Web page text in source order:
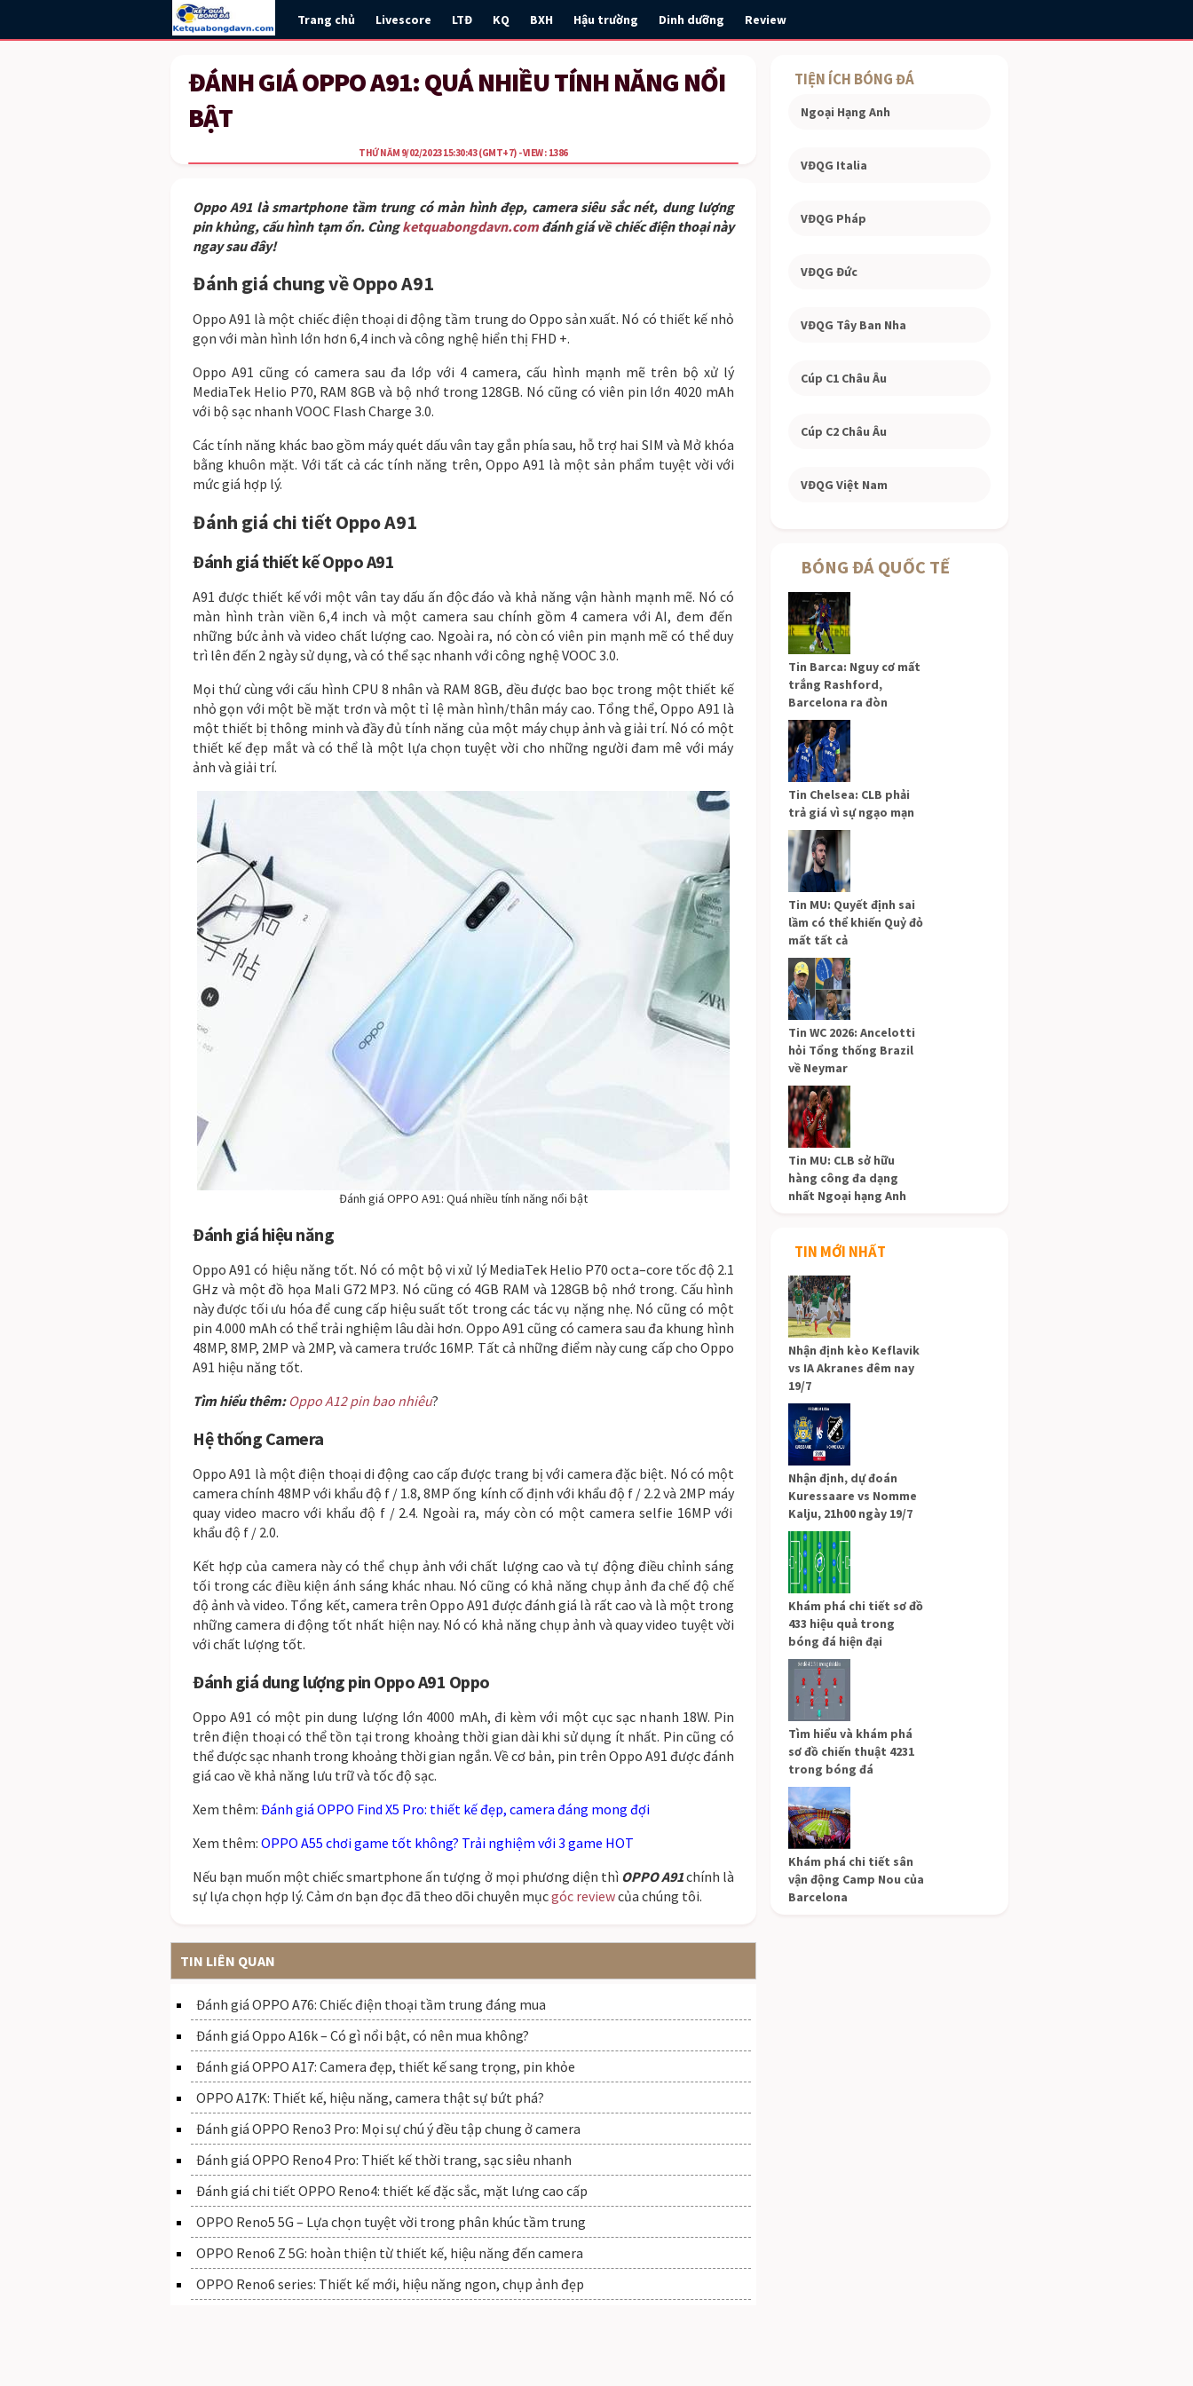
Trang chủ Livescore LTĐ KQ BXH Hậu trường Dinh dưỡng Review
ĐÁNH GIÁ OPPO A91: QUÁ NHIỀU TÍNH NĂNG NỔI
BẬT
THỨ NĂM 9/02/2023 15:30:43(GMT+7) - VIEW : 1386
Oppo A91 là smartphone tầm trung có màn hình đẹp, camera siêu sắc nét, dung lượng
pin khủng, cấu hình tạm ổn. Cùngketquabongdavn.com đánh giá về chiếc điện thoại này
ngay sau đây!
Đánh giá chung về Oppo A91
Oppo A91 là một chiếc điện thoại di động tầm trung do Oppo sản xuất. Nó có thiết kế nhỏ
gọn với màn hình lớn hơn 6,4 inch và công nghệ hiển thị FHD +.
Oppo A91 cũng có camera sau đa lớp với 4 camera, cấu hình mạnh mẽ trên bộ xử lý
MediaTek Helio P70, RAM 8GB và bộ nhớ trong 128GB. Nó cũng có viên pin lớn 4020 mAh
với bộ sạc nhanh VOOC Flash Charge 3.0.
Các tính năng khác bao gồm máy quét dấu vân tay gắn phía sau, hỗ trợ hai SIM và Mở khóa
bằng khuôn mặt. Với tất cả các tính năng trên, Oppo A91 là một sản phẩm tuyệt vời với
mức giá hợp lý.
Đánh giá chi tiết OppoA91
Đánh giá thiết kếOppoA91
A91 đượcthiết kếvới một vân tay dấu ấn độcđáo và khả năng vận hành mạnh mẽ. Nó có
màn hình tràn viền 6,4inch và một camera sau chính gồm 4 camera với AI, đem đến
những bứcảnh và video chất lượng cao. Ngoài ra, nó còn có viên pin mạnh mẽ có thểduy
trì lên đến 2 ngàysửdụng, và có thểsạc nhanh với công nghệVOOC3.0.
Mọi thứcùng với cấu hình CPU 8 nhân và RAM 8GB, đều được bao bọctrong một thiết kế
nhỏ gọn với một bề mặt trơn và một tỉ lệmàn hình/thân máy cao. Tổng thể, Oppo A91 là
một thiết bị thông minh và đầyđủ tính năng của một máychụp ảnh và giải trí. Nó có một
thiết kế đẹp mắt và có thể là một lựa chọn tuyệt vời cho những người đam mê với máy
ảnh và giải trí.
Đánh giá OPPO A91: Quá nhiều tính năng nổi bật
Đánh giá hiệu năng
Oppo A91 có hiệu năng tốt. Nó có một bộ vi xử lýMediaTekHelio P70 octa–core tốcđộ 2.1
GHz và một đồ họa Mali G72 MP3. Nó cũng có 4GB RAM và 128GB bộ nhớ trong. Cấu hình
nàyđược tối ưu hóa để cung cấp hiệu suất tốt trong các tácvụ nặng nhẹ. Nó cũng có một
pin 4.000 mAh có thể trải nghiệm lâu dài hơn. Oppo A91 cũng có camera sau đa khung hình
48MP, 8MP, 2MP và 2MP, và camera trước 16MP. Tất cả những điểm nàycung cấp cho Oppo
A91 hiệu năng tốt.
Tìm hiểu thêm: Oppo A12 pin bao nhiêu?
Hệ thống Camera
Oppo A91 là một điện thoại di động cao cấp được trang bị với camera đặcbiệt. Nó có một
camera chính 48MP với khẩu độ f / 1.8, 8MP ống kính cố định với khẩu độ f/2.2 và 2MP máy
quay video macro với khẩu độ f/2.4. Ngoài ra, máycòn có một camera selfie 16MP với
khẩu độ f / 2.0.
Kết hợp của camera nàycó thể chụp ảnh với chất lượng cao và tự động điều chỉnh sáng
tối trong các điều kiện ánh sáng khác nhau. Nó cũng có khả năng chụp ảnh đa chế độ chế
độ ảnh và video. Tổng kết, camera trên Oppo A91 đượcđánh giá là rất cao và là một trong
những camera di động tốt nhất hiện nay. Nó có khả năng chụp ảnh và quayvideo tuyệt vời
với chất lượng tốt.
Đánh giá dung lượng pin OppoA91 Oppo
Oppo A91 có một pin dung lượng lớn 4000 mAh, đi kèm với một cụcsạc nhanh 18W. Pin
trên điện thoại có thểtồn tại trong khoảng thời gian dài khi sửdụng ít nhất. Pin cũng có
thểđượcsạc nhanh trong khoảng thời gian ngắn. Vềcơ bản, pin trên Oppo A91 đượcđánh
giá cao về khả năng lưu trữvà tốcđộ sạc.
Xem thêm: Đánh giá OPPO Find X5 Pro: thiết kế đẹp, camera đáng mong đợi
Xem thêm: OPPO A55 chơi game tốt không? Trải nghiệm với 3 game HOT
Nếu bạn muốn một chiếc smartphone ấn tượng ở mọi phương diện thì OPPO A91chính là
sự lựa chọn hợp lý. Cảm ơn bạn đọc đã theo dõi chuyên mụcgóc reviewcủa chúng tôi.
TIN LIÊN QUAN
Đánh giá OPPO A76: Chiếc điện thoại tầm trung đáng mua
Đánh giá Oppo A16k – Có gì nổi bật, có nên mua không?
Đánh giá OPPO A17: Camera đẹp, thiết kế sang trọng, pin khỏe
OPPO A17K: Thiết kế, hiệu năng, camera thật sự bứt phá?
Đánh giá OPPO Reno3 Pro: Mọi sự chú ý đều tập chung ở camera
Đánh giá OPPO Reno4 Pro: Thiết kế thời trang, sạc siêu nhanh
Đánh giá chi tiết OPPO Reno4: thiết kế đặc sắc, mặt lưng cao cấp
OPPO Reno5 5G – Lựa chọn tuyệt vời trong phân khúc tầm trung
OPPO Reno6 Z 5G: hoàn thiện từ thiết kế, hiệu năng đến camera
OPPO Reno6 series: Thiết kế mới, hiệu năng ngon, chụp ảnh đẹp
TIỆN ÍCH BÓNG ĐÁ
Ngoại Hạng Anh
VĐQG Italia
VĐQG Pháp
VĐQG Đức
VĐQG Tây Ban Nha
Cúp C1 Châu Âu
Cúp C2 Châu Âu
VĐQG Việt Nam
BÓNG ĐÁ QUỐC TẾ
Tin Barca: Nguy cơ mất
trắng Rashford,
Barcelona ra đòn
Tin Chelsea: CLB phải
trả giá vì sự ngạo mạn
Tin MU: Quyết định sai
lầm có thể khiến Quỷ đỏ
mất tất cả
Tin WC 2026: Ancelotti
hỏi Tổng thống Brazil
về Neymar
Tin MU: CLB sở hữu
hàng công đa dạng
nhất Ngoại hạng Anh
TIN MỚI NHẤT
Nhận định kèo Keflavik
vs IA Akranes đêm nay
19/7
Nhận định, dự đoán
Kuressaare vs Nomme
Kalju, 21h00 ngày 19/7
Khám phá chi tiết sơ đồ
433 hiệu quả trong
bóng đá hiện đại
Tìm hiểu và khám phá
sơ đồ chiến thuật 4231
trong bóng đá
Khám phá chi tiết sân
vận động Camp Nou của
Barcelona